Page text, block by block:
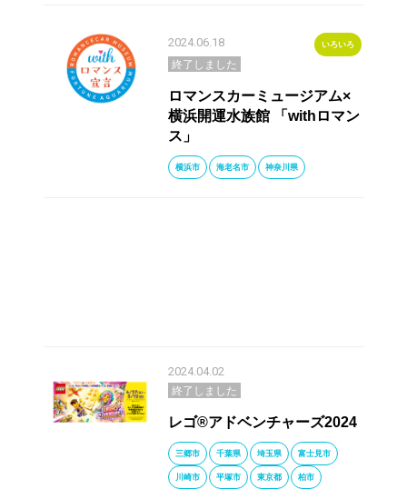
2024.06.18 いろいろ
終了しました
ロマンスカーミュージアム×
横浜開運水族館 「withロマン
ス」
横浜市 海老名市 神奈川県
2024.04.02
終了しました
レゴ®アドベンチャーズ2024
三郷市 千葉県 埼玉県 富士見市
川崎市 平塚市 東京都 柏市